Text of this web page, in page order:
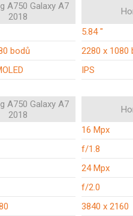
A750 Galaxy A7
2018
5.84 "
bodů 2280 x 1080
IPS
A750 Galaxy A7
2018
16 Mpx
f/1.8
24 Mpx
f/2.0
3840 x 2160